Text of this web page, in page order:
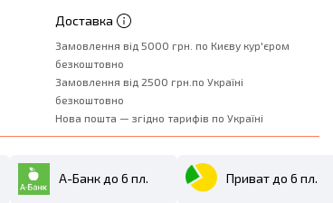
Доставка
Замовлення від 5000 грн. по Києву кур'єром
безкоштовно
Замовлення від 2500 грн.по Україні
безкоштовно
Нова пошта — згідно тарифів по Україні
А-Банк до 6 пл. Приват до 6 пл.